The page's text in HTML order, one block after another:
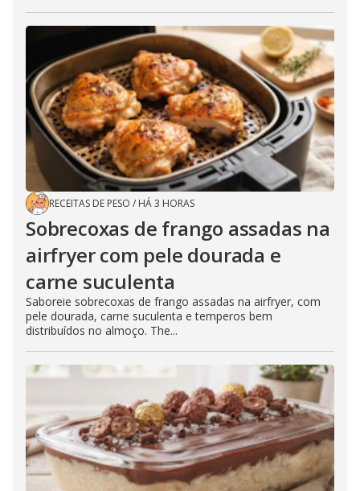
RECEITAS DE PESO / HÁ 3 HORAS
Sobrecoxas de frango assadas na
airfryer com pele dourada e
carne suculenta
Saboreie sobrecoxas de frango assadas na airfryer, com
pele dourada, carne suculenta e temperos bem
distribuídos no almoço. The...